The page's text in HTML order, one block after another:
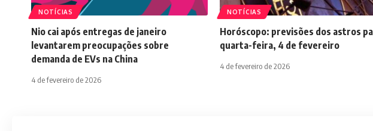
NOTÍCIAS
Nio cai após entregas de janeiro
levantarem preocupações sobre
demanda de EVs na China
4 de fevereiro de 2026
NOTÍCIAS
Horóscopo: previsões dos astros
quarta-feira, 4 de fevereiro
4 de fevereiro de 2026